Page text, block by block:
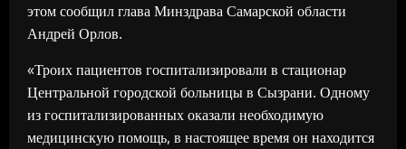
этом сообщил глава Минздрава Самарской области
Андрей Орлов.
«Троих пациентов госпитализировали в стационар
Центральной городской больницы в Сызрани. Одному
из госпитализированных оказали необходимую
медицинскую помощь, в настоящее время он находится